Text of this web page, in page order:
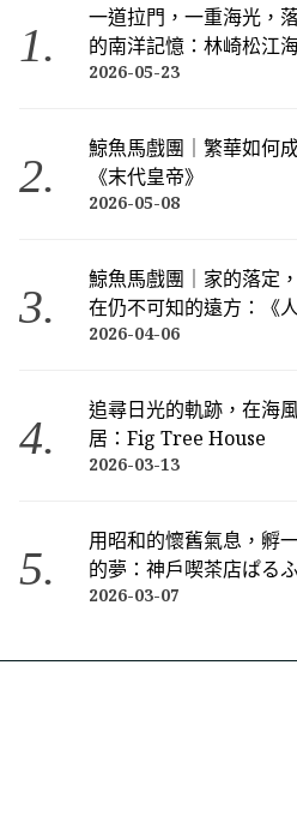
一道拉門，一重海光，
的南洋記憶：林崎松江
2026-05-23
鯨魚馬戲團｜繁華如何
《末代皇帝》
2026-05-08
鯨魚馬戲團｜家的落定
在仍不可知的遠方：《
2026-04-06
追尋日光的軌跡，在海
居：Fig Tree House
2026-03-13
用昭和的懷舊氣息，孵
的夢：神戶喫茶店ぱる
2026-03-07